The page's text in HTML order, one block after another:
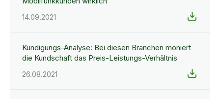
14.09.2021
Kündigungs-Analyse: Bei diesen Branchen moniert
die Kundschaft das Preis-Leistungs-Verhältnis
26.08.2021